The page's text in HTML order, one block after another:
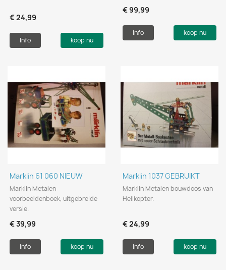
€ 24,99
Info koop nu
€ 99,99
Info koop nu
Marklin 61 060 NIEUW
Marklin Metalen
voorbeeldenboek, uitgebreide
versie.
€ 39,99
Info koop nu
Marklin 1037 GEBRUIKT
Marklin Metalen bouwdoos van
Helikopter.
€ 24,99
Info koop nu